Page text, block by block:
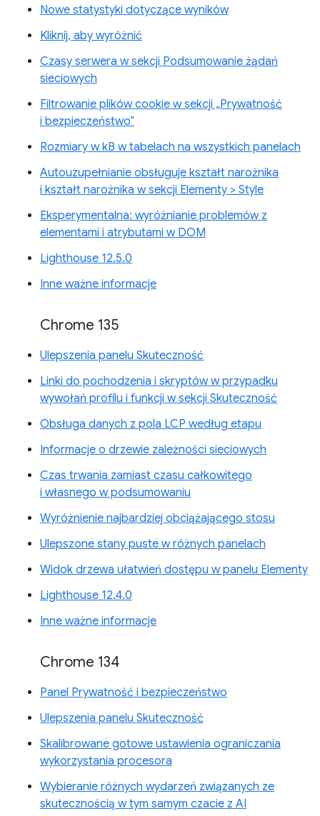
Nowe statystyki dotyczące wyników
Kliknij, aby wyróżnić
Czasy serwera w sekcji Podsumowanie żądań
sieciowych
Filtrowanie plików cookie w sekcji „Prywatność
i bezpieczeństwo”
Rozmiary w kB w tabelach na wszystkich panelach
Autouzupełnianie obsługuje kształt narożnika
i kształt narożnika w sekcji Elementy > Style
Eksperymentalna: wyróżnianie problemów z
elementami i atrybutami w DOM
Lighthouse 12.5.0
Inne ważne informacje
Chrome 135
Ulepszenia panelu Skuteczność
Linki do pochodzenia i skryptów w przypadku
wywołań profilu i funkcji w sekcji Skuteczność
Obsługa danych z pola LCP według etapu
Informacje o drzewie zależności sieciowych
Czas trwania zamiast czasu całkowitego
i własnego w podsumowaniu
Wyróżnienie najbardziej obciążającego stosu
Ulepszone stany puste w różnych panelach
Widok drzewa ułatwień dostępu w panelu Elementy
Lighthouse 12.4.0
Inne ważne informacje
Chrome 134
Panel Prywatność i bezpieczeństwo
Ulepszenia panelu Skuteczność
Skalibrowane gotowe ustawienia ograniczania
wykorzystania procesora
Wybieranie różnych wydarzeń związanych ze
skutecznością w tym samym czacie z AI